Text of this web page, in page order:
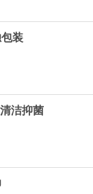
装
洁抑菌